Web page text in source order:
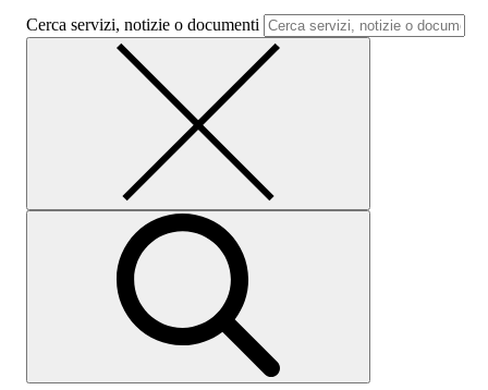
Cerca servizi, notizie o documenti